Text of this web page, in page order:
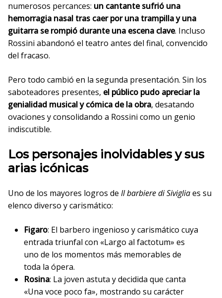
numerosos percances: un cantante sufrió una
hemorragia nasal tras caer por una trampilla y una
guitarra se rompió durante una escena clave. Incluso
Rossini abandonó el teatro antes del final, convencido
del fracaso.
Pero todo cambió en la segunda presentación. Sin los
saboteadores presentes, el público pudo apreciar la
genialidad musical y cómica de la obra, desatando
ovaciones y consolidando a Rossini como un genio
indiscutible.
Los personajes inolvidables y sus
arias icónicas
Uno de los mayores logros de Il barbiere di Sivigliaes su
elenco diverso y carismático:
Figaro: El barbero ingenioso y carismático cuya
entrada triunfal con «Largo al factotum» es
uno de los momentos más memorables de
toda la ópera.
Rosina: La joven astuta y decidida que canta
«Una voce poco fa», mostrando su carácter